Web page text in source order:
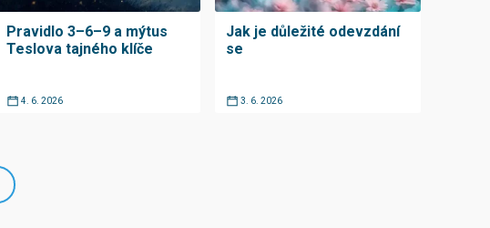
Pravidlo 3–6–9 a mýtus
Teslova tajného klíče
4. 6. 2026
Jak je důležité odevzdání
se
3. 6. 2026